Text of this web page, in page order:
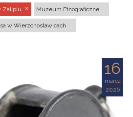
Zalipiu Muzeum Etnograficzne
w Wierzchosławicach
16
marca
2026